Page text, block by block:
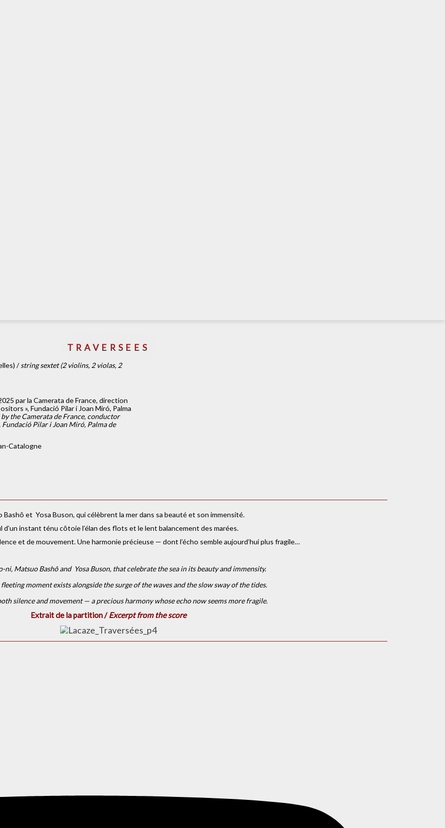
TRAVERSEES
/string sextet (2 violins, 2 violas, 2
par la Camerata de France, direction
», Fundació Pilar i Joan Miró, Palma
the Camerata de France, conductor
Pilar i Joan Miró, Palma de
Catalogne
et Yosa Buson, qui célèbrent la mer dans sa beauté et son immensité.
d’un instant ténu côtoie l’élan des flots et le lent balancement des marées.
et de mouvement. Une harmonie précieuse — dont l’écho semble aujourd’hui plus fragile…
ni, Matsuo Bashô and Yosa Buson, that celebrate the sea in its beauty and immensity.
moment exists alongside the surge of the waves and the slow sway of the tides.
silence and movement — a precious harmony whose echo now seems more fragile.
Extrait de la partition /Excerpt from the score